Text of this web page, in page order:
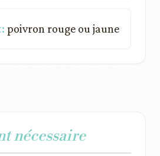
poivron rouge ou jaune
nécessaire